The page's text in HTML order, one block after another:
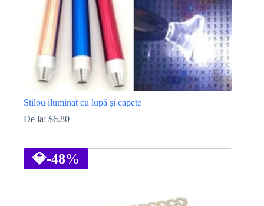
Stilou iluminat cu lupă și capete
De la: $6.80
produs
are
mai
💎-48%